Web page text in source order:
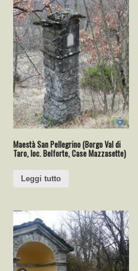
Maestà San Pellegrino (Borgo Val di
Taro, loc. Belforte, Case Mazzasette)
Leggi tutto